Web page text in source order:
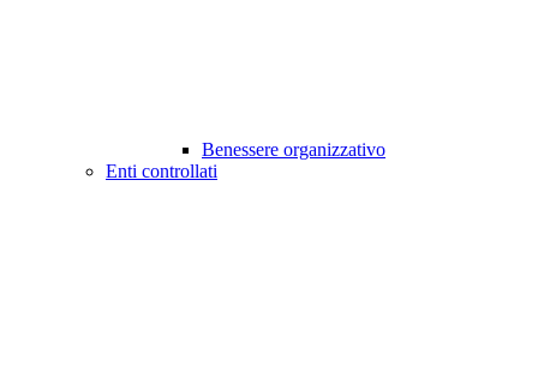
Benessere organizzativo
Enti controllati